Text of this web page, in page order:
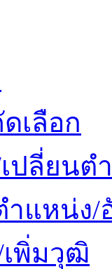
เลือก
ปลี่ยนต
แหน่ง/
พิ่มวุฒิ